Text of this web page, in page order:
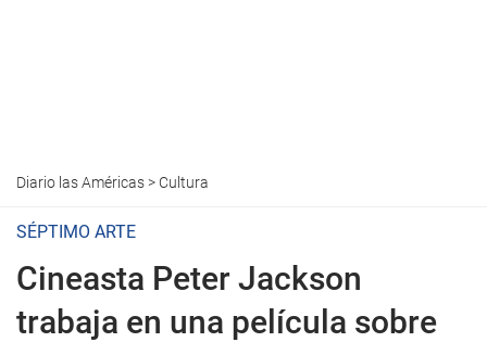
Diario las Américas> Cultura
SÉPTIMO ARTE
Cineasta Peter Jackson
trabaja en una película sobre